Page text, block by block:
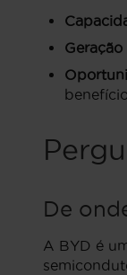
De
A BYD é